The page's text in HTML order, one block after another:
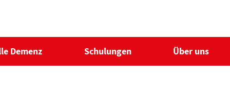
Demenz Schulungen Über uns